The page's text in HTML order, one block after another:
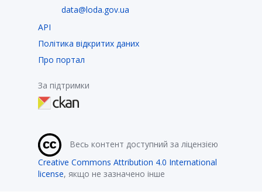
data@loda.gov.ua
API
Політика відкритих даних
Про портал
За підтримки
Весь контент доступний за ліцензією
Creative Commons Attribution 4.0 International
license, якщо не зазначено інше